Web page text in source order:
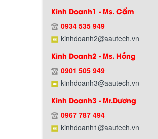
Kinh Doanh1 - Ms. Cẩm
0934 535 949
kinhdoanh2@aautech.vn
Kinh Doanh2 - Ms. Hồng
0901 505 949
kinhdoanh3@aautech.vn
Kinh Doanh3 - Mr.Dương
0967 787 494
kinhdoanh1@aautech.vn
Chính sách giao hàng